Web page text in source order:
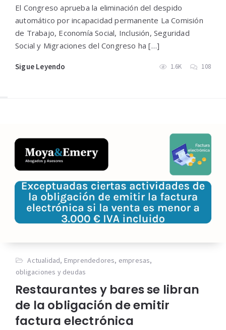
El Congreso aprueba la eliminación del despido
automático por incapacidad permanente La Comisión
de Trabajo, Economía Social, Inclusión, Seguridad
Social y Migraciones del Congreso ha […]
Sigue Leyendo 1.6K 108
Actualidad, Emprendedores, empresas,
obligaciones y deudas
Restaurantes y bares se libran
de la obligación de emitir
factura electrónica